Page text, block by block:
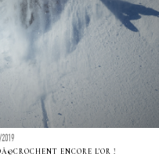
ENCORE L'OR !